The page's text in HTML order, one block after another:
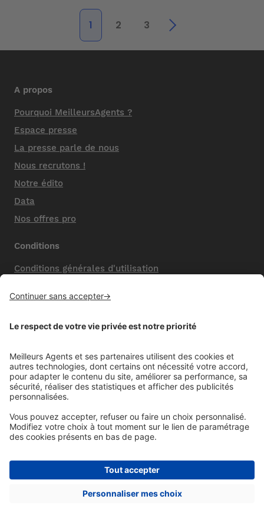
1 2 3
A propos
Pourquoi MeilleursAgents ?
Espace presse
La presse parle de nous
Nous recrutons !
Notre édito
Data
Nos offres pro
Conditions
Conditions générales d'utilisation
Nos honoraires de vente
Politique de confidentialité
Mentions comparateur
Aide
Contactez-nous